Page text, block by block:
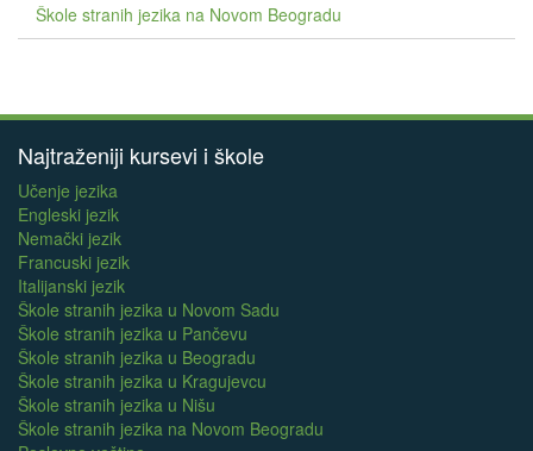
Škole stranih jezika na Novom Beogradu
Najtraženiji kursevi i škole
Učenje jezika
Engleski jezik
Nemački jezik
Francuski jezik
Italijanski jezik
Škole stranih jezika u Novom Sadu
Škole stranih jezika u Pančevu
Škole stranih jezika u Beogradu
Škole stranih jezika u Kragujevcu
Škole stranih jezika u Nišu
Škole stranih jezika na Novom Beogradu